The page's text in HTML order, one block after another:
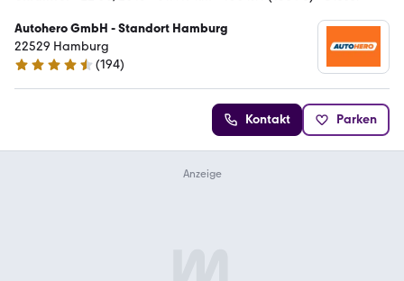
Autohero GmbH - Standort Hamburg
22529 Hamburg
4.6 Sterne
(194)
Kontakt Parken